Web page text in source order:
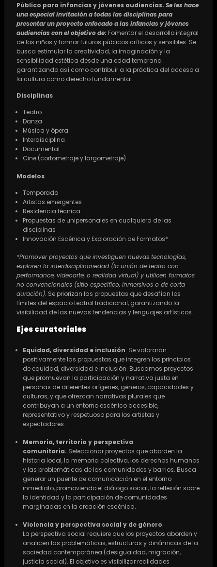
Público para infancias y jóvenes audiencias. Se les hace
una especial invitación a todas las disciplinas para
presentar un proyecto enfocado a las infancias y jóvenes
audiencias con el objetivo de: Fomentar el desarrollo integral
de los niños y formar futuros públicos críticos y sensibles. Se
busca estimular la creatividad, la imaginación y la
sensibilidad estética desde una edad temprana
garantizando así como contribuir a la práctica del acceso a
la cultura como derecho fundamental.
Disciplinas
Teatro
Danza
Música y ópera
Interdisciplina
Documental
Cine (cortometraje y largometraje)
Modelos
Temporada
Artistas emergentes
Residencia técnica
Propuestas de unipersonales en cualquiera de las
disciplinas
Innovación Escénica y Exploración de Formatos*
*Promover proyectos que investiguen nuevas tecnologías,
exploren la interdisciplinariedad (la unión de teatro con
performance, videoarte, o realidad virtual) y utilicen formatos
no convencionales (sitio específico, inmersivos o de corta
duración). Se priorizan las propuestas que desafían los
límites del espacio teatral tradicional, garantizando la
visibilidad de las nuevas tendencias y lenguajes artísticos.
Ejes curatoriales
Equidad, diversidad e inclusión. Se valorarán
positivamente las propuestas que integren los principios
de equidad, diversidad e inclusión. Buscamos proyectos
que promuevan la participación y narrativa justa en
personas de diferentes orígenes, géneros, capacidades y
culturas, y que ofrezcan narrativas plurales que
contribuyan a un entorno escénico accesible,
representativo y respetuoso para los artistas y
espectadores.
Memoria, territorio y perspectiva
comunitaria. Seleccionar proyectos que aborden la
historia local, la memoria colectiva, los derechos humanos
y las problemáticas de las comunidades y barrios. Busca
generar un puente de comunicación en el entorno
inmediato, promoviendo el diálogo social, la reflexión sobre
la identidad y la participación de comunidades
marginadas en la creación escénica.
Violencia y perspectiva social y de género.
La perspectiva social requiere que los proyectos aborden y
analicen las problemáticas, estructuras y dinámicas de la
sociedad contemporánea (desigualdad, migración,
justicia social). El objetivo es visibilizar realidades